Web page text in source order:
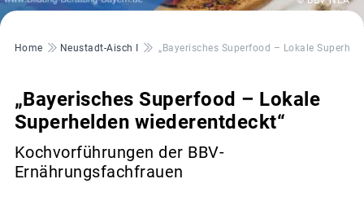
Pfadnavigation
Home Neustadt-Aisch I „Bayerisches Superfood – Lokale
„Bayerisches Superfood – Lokale
Superhelden wiederentdeckt“
Kochvorführungen der BBV-
Ernährungsfachfrauen